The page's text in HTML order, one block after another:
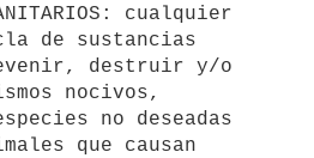
cualquier
de sustancias
destruir y/o
nocivos,
no deseadas
que causan